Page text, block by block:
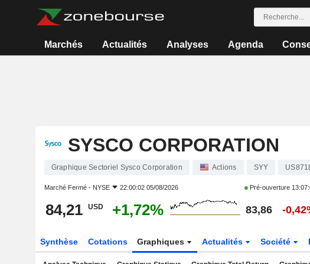
Marchés Actualités Analyses Agenda
SYSCO CORPORATION
Graphique Sectoriel Sysco Corporation Actions SYY
Marché Fermé - NYSE 22:00:02 05/08/2026 Pré-ouverture
84,21 USD +1,72% 83,86 -
Synthèse Cotations Graphiques Actualités Société